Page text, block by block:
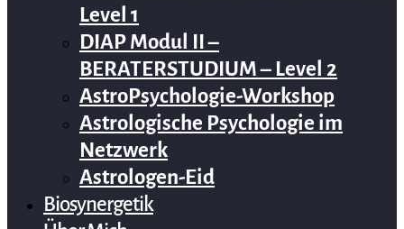
Level 1
DIAP Modul II –
BERATERSTUDIUM – Level 2
AstroPsychologie-Workshop
Astrologische Psychologie im
Netzwerk
Astrologen-Eid
Biosynergetik